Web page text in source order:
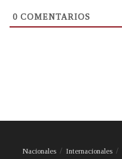
0 COMENTARIOS
Nacionales Internacionales